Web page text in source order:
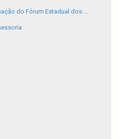
do Fórum Estadual dos ...